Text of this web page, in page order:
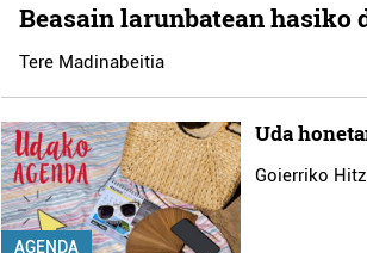
Beasain larunbatean hasiko
Tere Madinabeitia
AGENDA
Uda
Goierriko